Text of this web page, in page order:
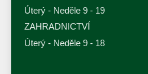
Úterý - Neděle 9 - 19
ZAHRADNICTVÍ
Úterý - Neděle 9 - 18